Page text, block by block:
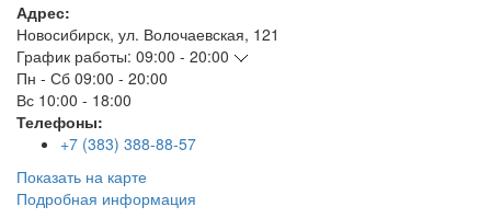
Адрес:
Новосибирск, ул. Волочаевская, 121
График работы: 09:00 - 20:00
Пн - Сб 09:00 - 20:00
Вс 10:00 - 18:00
Телефоны:
+7 (383) 388-88-57
Показать на карте
Подробная информация